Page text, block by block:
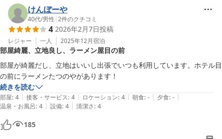
「価格を超えるクオリティ」とのお褒めのお言葉は、スタッフ一同
にとって大きな励みとなりました。今後もお客様に快適にお過ごし
いただけるよう、サービス向上に努めてまいります。
また熊本へご出張の際にはぜひご利用くださいませ。お客様のご来
館を心よりお待ち申し上げております。
相鉄グランドフレッサ熊本
フロントスタッフ
相鉄グランドフレッサ 熊本
2026-02-28
けんぼーや
40代/男性 |2件のクチコミ
4 2026年2月7日投稿
レジャー 一人 2025年12月宿泊
部屋綺麗、立地良し、ラーメン屋目の前
部屋が綺麗だし、立地はいいし出張でいつも利用しています。ホテル目
の前にラーメンたつのやがあります！
続きを読む
部屋: 4 | 接客・サービス: 4 | ロケーション: 4 | 朝食: - | 夕食: - |
温泉・お風呂: 4 | 設備: 4 | 清潔さ: 4
185